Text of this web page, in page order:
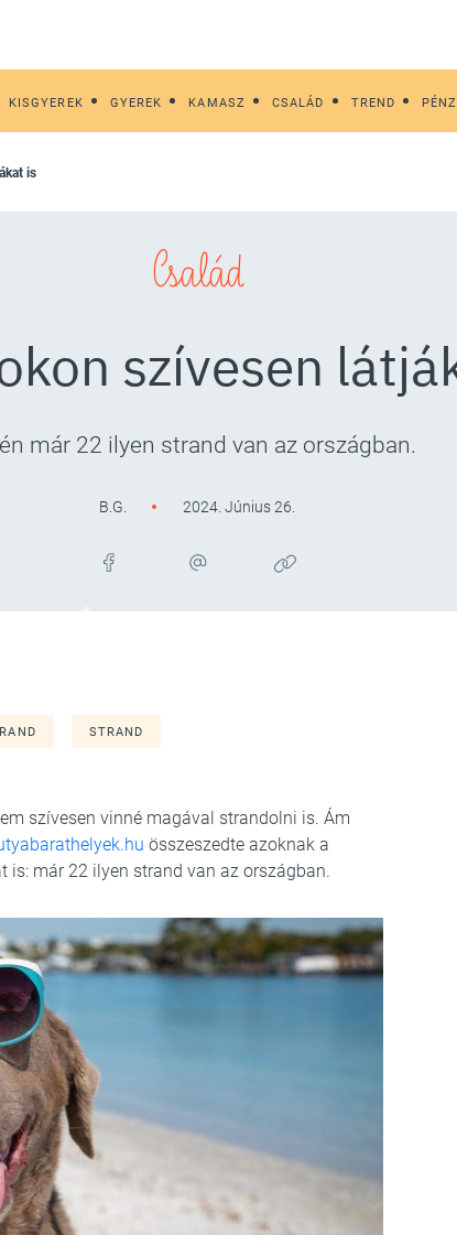
KISGYEREK GYEREK KAMASZ CSALÁD TREND
is
Család
szívesen
már 22 ilyen strand van az országban.
B.G. 2024. Június 26.
STRAND
szívesen vinné magával strandolni is. Ám
összeszedte azoknak a
már 22 ilyen strand van az országban.